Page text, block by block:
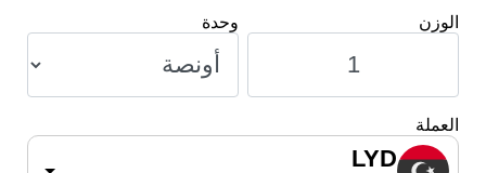
الوزن وحدة
العملة
LYD